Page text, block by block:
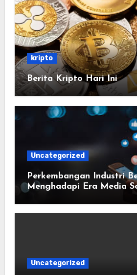
kripto
Berita Kripto Hari Ini
Uncategorized
Perkembangan Industri
Menghadapi Era Media
Uncategorized